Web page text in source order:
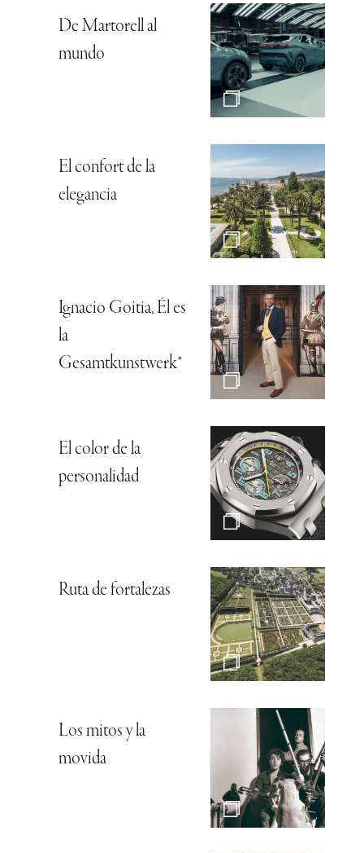
De Martorell al
mundo
El confort de la
elegancia
Ignacio Goitia, Él es
la
Gesamtkunstwerk*
El color de la
personalidad
Ruta de fortalezas
Los mitos y la
movida